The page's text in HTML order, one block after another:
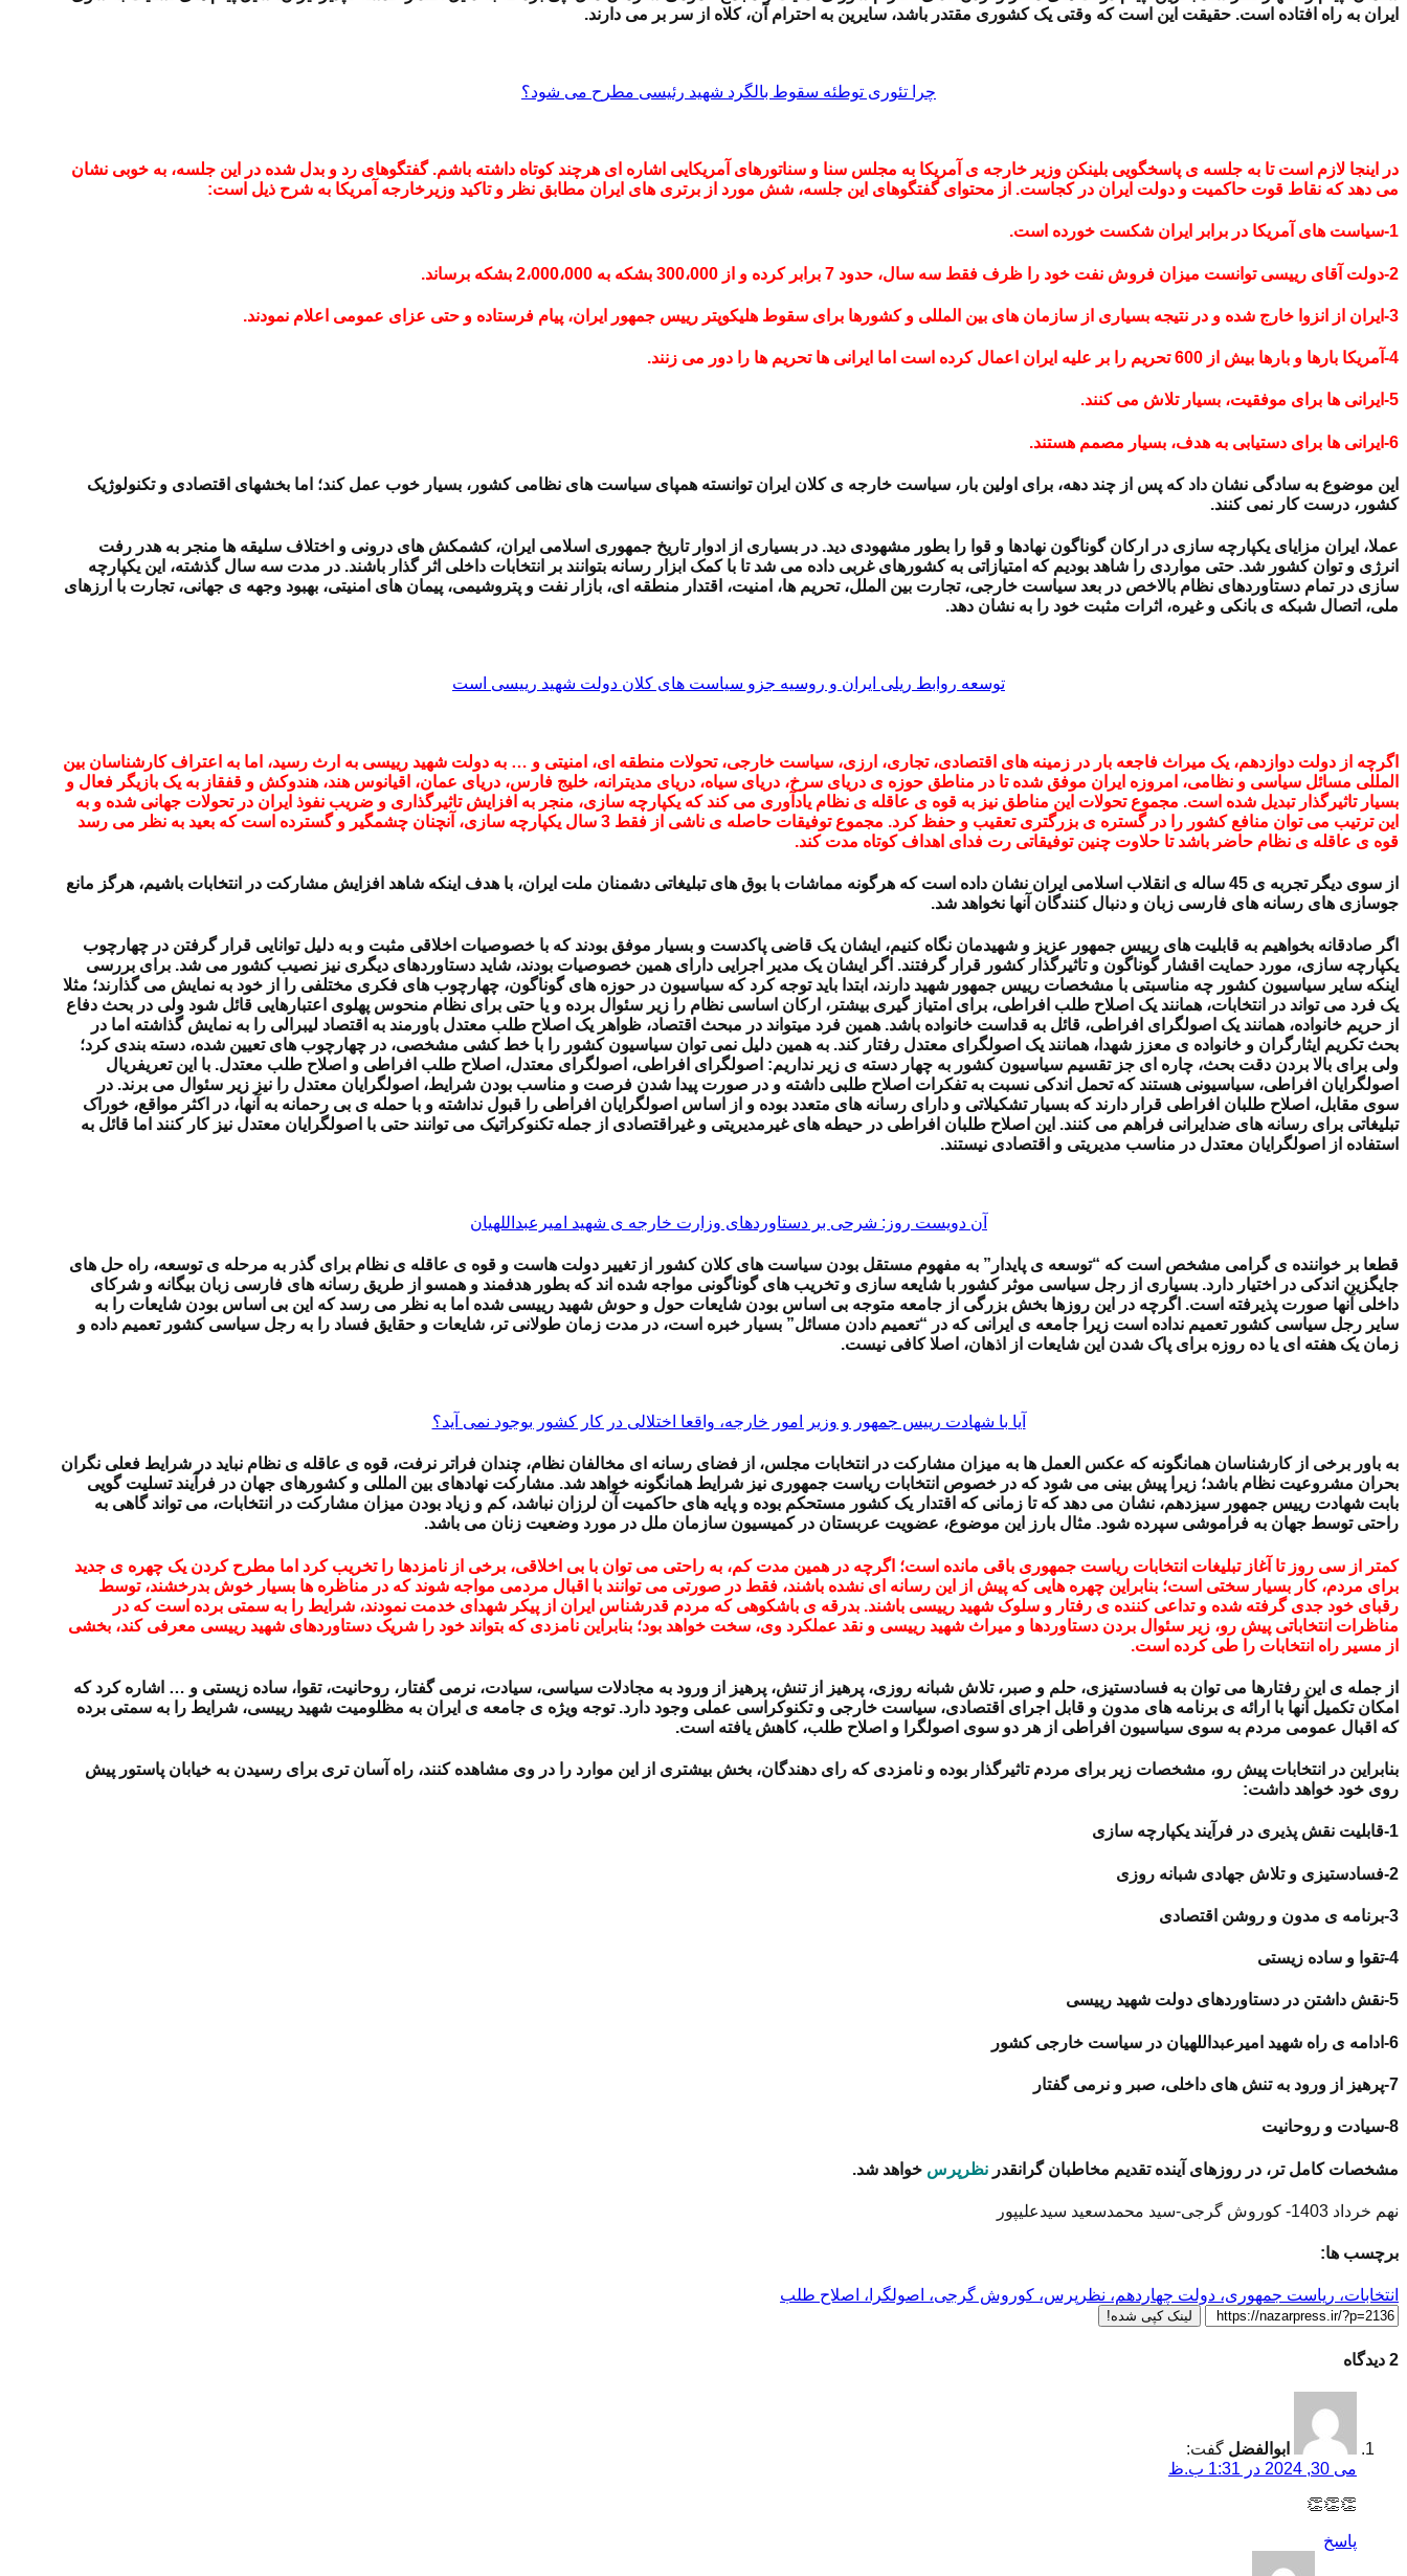
ایران به راه افتاده است. حقیقت این است که وقتی یک کشوری مقتدر باشد، سایرین به احترام آن، کلاه از سر بر می دارند.
چرا تئوری توطئه سقوط بالگرد شهید رئیسی مطرح می شود؟
در اینجا لازم است تا به جلسه ی پاسخگویی بلینکن وزیر خارجه ی آمریکا به مجلس سنا و سناتورهای آمریکایی اشاره ای هرچند کوتاه داشته باشم. گفتگوهای رد و بدل شده در این جلسه، به خوبی نشان
می دهد که نقاط قوت حاکمیت و دولت ایران در کجاست. از محتوای گفتگوهای این جلسه، شش مورد از برتری های ایران مطابق نظر و تاکید وزیرخارجه آمریکا به شرح ذیل است:
1-سیاست های آمریکا در برابر ایران شکست خورده است.
2-دولت آقای رییسی توانست میزان فروش نفت خود را ظرف فقط سه سال، حدود 7 برابر کرده و از 300،000 بشکه به 2،000،000 بشکه برساند.
3-ایران از انزوا خارج شده و در نتیجه بسیاری از سازمان های بین المللی و کشورها برای سقوط هلیکوپتر رییس جمهور ایران، پیام فرستاده و حتی عزای عمومی اعلام نمودند.
4-آمریکا بارها و بارها بیش از 600 تحریم را بر علیه ایران اعمال کرده است اما ایرانی ها تحریم ها را دور می زنند.
5-ایرانی ها برای موفقیت، بسیار تلاش می کنند.
6-ایرانی ها برای دستیابی به هدف، بسیار مصمم هستند.
این موضوع به سادگی نشان داد که پس از چند دهه، برای اولین بار، سیاست خارجه ی کلان ایران توانسته همپای سیاست های نظامی کشور، بسیار خوب عمل کند؛ اما بخشهای اقتصادی و تکنولوژیک
کشور، درست کار نمی کنند.
عملا، ایران مزایای یکپارچه سازی در ارکان گوناگون نهادها و قوا را بطور مشهودی دید. در بسیاری از ادوار تاریخ جمهوری اسلامی ایران، کشمکش های درونی و اختلاف سلیقه ها منجر به هدر رفت
انرژی و توان کشور شد. حتی مواردی را شاهد بودیم که امتیازاتی به کشورهای غربی داده می شد تا با کمک ابزار رسانه بتوانند بر انتخابات داخلی اثر گذار باشند. در مدت سه سال گذشته، این یکپارچه
سازی در تمام دستاوردهای نظام بالاخص در بعد سیاست خارجی، تجارت بین الملل، تحریم ها، امنیت، اقتدار منطقه ای، بازار نفت و پتروشیمی، پیمان های امنیتی، بهبود وجهه ی جهانی، تجارت با ارزهای
ملی، اتصال شبکه ی بانکی و غیره، اثرات مثبت خود را به نشان دهد.
توسعه روابط ریلی ایران و روسیه جزو سیاست های کلان دولت شهید رییسی است
اگرچه از دولت دوازدهم، یک میراث فاجعه بار در زمینه های اقتصادی، تجاری، ارزی، سیاست خارجی، تحولات منطقه ای، امنیتی و … به دولت شهید رییسی به ارث رسید، اما به اعتراف کارشناسان بین
المللی مسائل سیاسی و نظامی، امروزه ایران موفق شده تا در مناطق حوزه ی دریای سرخ، دریای سیاه، دریای مدیترانه، خلیج فارس، دریای عمان، اقیانوس هند، هندوکش و قفقاز به یک بازیگر فعال و
بسیار تاثیرگذار تبدیل شده است. مجموع تحولات این مناطق نیز به قوه ی عاقله ی نظام یادآوری می کند که یکپارچه سازی، منجر به افزایش تاثیرگذاری و ضریب نفوذ ایران در تحولات جهانی شده و به
این ترتیب می توان منافع کشور را در گستره ی بزرگتری تعقیب و حفظ کرد. مجموع توفیقات حاصله ی ناشی از فقط 3 سال یکپارچه سازی، آنچنان چشمگیر و گسترده است که بعید به نظر می رسد
قوه ی عاقله ی نظام حاضر باشد تا حلاوت چنین توفیقاتی رت فدای اهداف کوتاه مدت کند.
از سوی دیگر تجربه ی 45 ساله ی انقلاب اسلامی ایران نشان داده است که هرگونه مماشات با بوق های تبلیغاتی دشمنان ملت ایران، با هدف اینکه شاهد افزایش مشارکت در انتخابات باشیم، هرگز مانع
جوسازی های رسانه های فارسی زبان و دنبال کنندگان آنها نخواهد شد.
اگر صادقانه بخواهیم به قابلیت های رییس جمهور عزیز و شهیدمان نگاه کنیم، ایشان یک قاضی پاکدست و بسیار موفق بودند که با خصوصیات اخلاقی مثبت و به دلیل توانایی قرار گرفتن در چهارچوب
یکپارچه سازی، مورد حمایت اقشار گوناگون و تاثیرگذار کشور قرار گرفتند. اگر ایشان یک مدیر اجرایی دارای همین خصوصیات بودند، شاید دستاوردهای دیگری نیز نصیب کشور می شد. برای بررسی
اینکه سایر سیاسیون کشور چه مناسبتی با مشخصات رییس جمهور شهید دارند، ابتدا باید توجه کرد که سیاسیون در حوزه های گوناگون، چهارچوب های فکری مختلفی را از خود به نمایش می گذارند؛ مثلا
یک فرد می تواند در انتخابات، همانند یک اصلاح طلب افراطی، برای امتیاز گیری بیشتر، ارکان اساسی نظام را زیر سئوال برده و یا حتی برای نظام منحوس پهلوی اعتبارهایی قائل شود ولی در بحث دفاع
از حریم خانواده، همانند یک اصولگرای افراطی، قائل به قداست خانواده باشد. همین فرد میتواند در مبحث اقتصاد، ظواهر یک اصلاح طلب معتدل باورمند به اقتصاد لیبرالی را به نمایش گذاشته اما در
بحث تکریم ایثارگران و خانواده ی معزز شهدا، همانند یک اصولگرای معتدل رفتار کند. به همین دلیل نمی توان سیاسیون کشور را با خط کشی مشخصی، در چهارچوب های تعیین شده، دسته بندی کرد؛
ولی برای بالا بردن دقت بحث، چاره ای جز تقسیم سیاسیون کشور به چهار دسته ی زیر نداریم: اصولگرای افراطی، اصولگرای معتدل، اصلاح طلب افراطی و اصلاح طلب معتدل. با این تعریفريال
اصولگرایان افراطی، سیاسیونی هستند که تحمل اندکی نسبت به تفکرات اصلاح طلبی داشته و در صورت پیدا شدن فرصت و مناسب بودن شرایط، اصولگرایان معتدل را نیز زیر سئوال می برند. در
سوی مقابل، اصلاح طلبان افراطی قرار دارند که بسیار تشکیلاتی و دارای رسانه های متعدد بوده و از اساس اصولگرایان افراطی را قبول نداشته و با حمله ی بی رحمانه به آنها، در اکثر مواقع، خوراک
تبلیغاتی برای رسانه های ضدایرانی فراهم می کنند. این اصلاح طلبان افراطی در حیطه های غیرمدیریتی و غیراقتصادی از جمله تکنوکراتیک می توانند حتی با اصولگرایان معتدل نیز کار کنند اما قائل به
استفاده از اصولگرایان معتدل در مناسب مدیریتی و اقتصادی نیستند.
آن دویست روز: شرحی بر دستاوردهای وزارت خارجه ی شهید امیرعبداللهیان
قطعا بر خواننده ی گرامی مشخص است که “توسعه ی پایدار” به مفهوم مستقل بودن سیاست های کلان کشور از تغییر دولت هاست و قوه ی عاقله ی نظام برای گذر به مرحله ی توسعه، راه حل های
جایگزین اندکی در اختیار دارد. بسیاری از رجل سیاسی موثر کشور با شایعه سازی و تخریب های گوناگونی مواجه شده اند که بطور هدفمند و همسو از طریق رسانه های فارسی زبان بیگانه و شرکای
داخلی آنها صورت پذیرفته است. اگرچه در این روزها بخش بزرگی از جامعه متوجه بی اساس بودن شایعات حول و حوش شهید رییسی شده اما به نظر می رسد که این بی اساس بودن شایعات را به
سایر رجل سیاسی کشور تعمیم نداده است زیرا جامعه ی ایرانی که در “تعمیم دادن مسائل” بسیار خبره است، در مدت زمان طولانی تر، شایعات و حقایق فساد را به رجل سیاسی کشور تعمیم داده و
زمان یک هفته ای یا ده روزه برای پاک شدن این شایعات از اذهان، اصلا کافی نیست.
آیا با شهادت رییس جمهور و وزیر امور خارجه، واقعا اختلالی در کار کشور بوجود نمی آید؟
به باور برخی از کارشناسان همانگونه که عکس العمل ها به میزان مشارکت در انتخابات مجلس، از فضای رسانه ای مخالفان نظام، چندان فراتر نرفت، قوه ی عاقله ی نظام نباید در شرایط فعلی نگران
بحران مشروعیت نظام باشد؛ زیرا پیش بینی می شود که در خصوص انتخابات ریاست جمهوری نیز شرایط همانگونه خواهد شد. مشارکت نهادهای بین المللی و کشورهای جهان در فرآیند تسلیت گویی
بابت شهادت رییس جمهور سیزدهم، نشان می دهد که تا زمانی که اقتدار یک کشور مستحکم بوده و پایه های حاکمیت آن لرزان نباشد، کم و زیاد بودن میزان مشارکت در انتخابات، می تواند گاهی به
راحتی توسط جهان به فراموشی سپرده شود. مثال بارز این موضوع، عضویت عربستان در کمیسیون سازمان ملل در مورد وضعیت زنان می باشد.
کمتر از سی روز تا آغاز تبلیغات انتخابات ریاست جمهوری باقی مانده است؛ اگرچه در همین مدت کم، به راحتی می توان با بی اخلاقی، برخی از نامزدها را تخریب کرد اما مطرح کردن یک چهره ی جدید
برای مردم، کار بسیار سختی است؛ بنابراین چهره هایی که پیش از این رسانه ای نشده باشند، فقط در صورتی می توانند با اقبال مردمی مواجه شوند که در مناظره ها بسیار خوش بدرخشند، توسط
رقبای خود جدی گرفته شده و تداعی کننده ی رفتار و سلوک شهید رییسی باشند. بدرقه ی باشکوهی که مردم قدرشناس ایران از پیکر شهدای خدمت نمودند، شرایط را به سمتی برده است که در
مناظرات انتخاباتی پیش رو، زیر سئوال بردن دستاوردها و میراث شهید رییسی و نقد عملکرد وی، سخت خواهد بود؛ بنابراین نامزدی که بتواند خود را شریک دستاوردهای شهید رییسی معرفی کند، بخشی
از مسیر راه انتخابات را طی کرده است.
از جمله ی این رفتارها می توان به فسادستیزی، حلم و صبر، تلاش شبانه روزی، پرهیز از تنش، پرهیز از ورود به مجادلات سیاسی، سیادت، نرمی گفتار، روحانیت، تقوا، ساده زیستی و … اشاره کرد که
امکان تکمیل آنها با ارائه ی برنامه های مدون و قابل اجرای اقتصادی، سیاست خارجی و تکنوکراسی عملی وجود دارد. توجه ویژه ی جامعه ی ایران به مظلومیت شهید رییسی، شرایط را به سمتی برده
که اقبال عمومی مردم به سوی سیاسیون افراطی از هر دو سوی اصولگرا و اصلاح طلب، کاهش یافته است.
بنابراین در انتخابات پیش رو، مشخصات زیر برای مردم تاثیرگذار بوده و نامزدی که رای دهندگان، بخش بیشتری از این موارد را در وی مشاهده کنند، راه آسان تری برای رسیدن به خیابان پاستور پیش
روی خود خواهد داشت:
1-قابلیت نقش پذیری در فرآیند یکپارچه سازی
2-فسادستیزی و تلاش جهادی شبانه روزی
3-برنامه ی مدون و روشن اقتصادی
4-تقوا و ساده زیستی
5-نقش داشتن در دستاوردهای دولت شهید رییسی
6-ادامه ی راه شهید امیرعبداللهیان در سیاست خارجی کشور
7-پرهیز از ورود به تنش های داخلی، صبر و نرمی گفتار
8-سیادت و روحانیت
مشخصات کامل تر، در روزهای آینده تقدیم مخاطبان گرانقدر نظرپرس خواهد شد.
نهم خرداد 1403- کوروش گرجی-سید محمدسعید سیدعلیپور
برچسب ها:
انتخابات، ریاست جمهوری، دولت چهاردهم، نظرپرس، کوروش گرجی، اصولگرا، اصلاح طلب
لینک کپی شده!
2 دیدگاه
ابوالفضل گفت:
می 30, 2024 در 1:31 ب.ظ
👏👏👏
پاسخ